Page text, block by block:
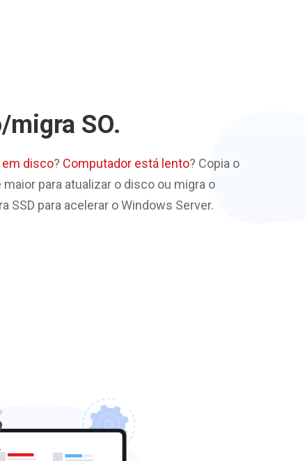
SO.
em disco? Computador está lento? Copia o
para atualizar o disco ou migra o
SSD para acelerar o Windows Server.